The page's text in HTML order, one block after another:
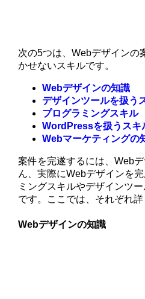
次の5つは、Webデザインの
かせないスキルです。
Webデザインの知識
デザインツールを扱う
プログラミングスキル
WordPressを扱うスキ
Webマーケティングの
案件を完遂するには、Web
ん、実際にWebデザインを
ミングスキルやデザインツ
です。ここでは、それぞれ詳
Webデザインの知識